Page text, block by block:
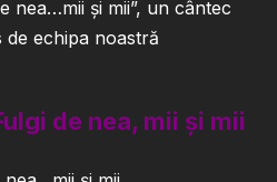
nea…mii și mii”, un cântec
echipa noastră
de nea, mii și mii